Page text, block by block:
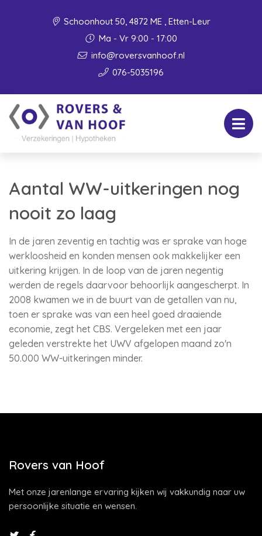
Schoonhout 50, 4872 ME , Etten-Leur
Ma - Vr 9:00 - 17:00
info@roversvanhoof.nl
076-5035196
Aantal WW-uitkeringen nog
nooit zo laag
In de jaren zeventig en tachtig was er sprake van hoge
werkloosheid en konden mensen ook makkelijker een
uitkering krijgen. In de loop van de jaren negentig
werden de regels daarvoor behoorlijk aangescherpt. In
2008 kwamen we in de buurt van de getallen van nu,
toen er sprake was van een heel goed draaiende
economie, zegt het CBS. Vergeleken met een jaar
geleden verstrekte het UWV afgelopen maand zo'n
50.000 WW-uitkeringen minder.
Rovers van Hoof
Met onze jarenlange ervaring kijken wij vakkundig naar uw
persoonlijke situatie en wensen.